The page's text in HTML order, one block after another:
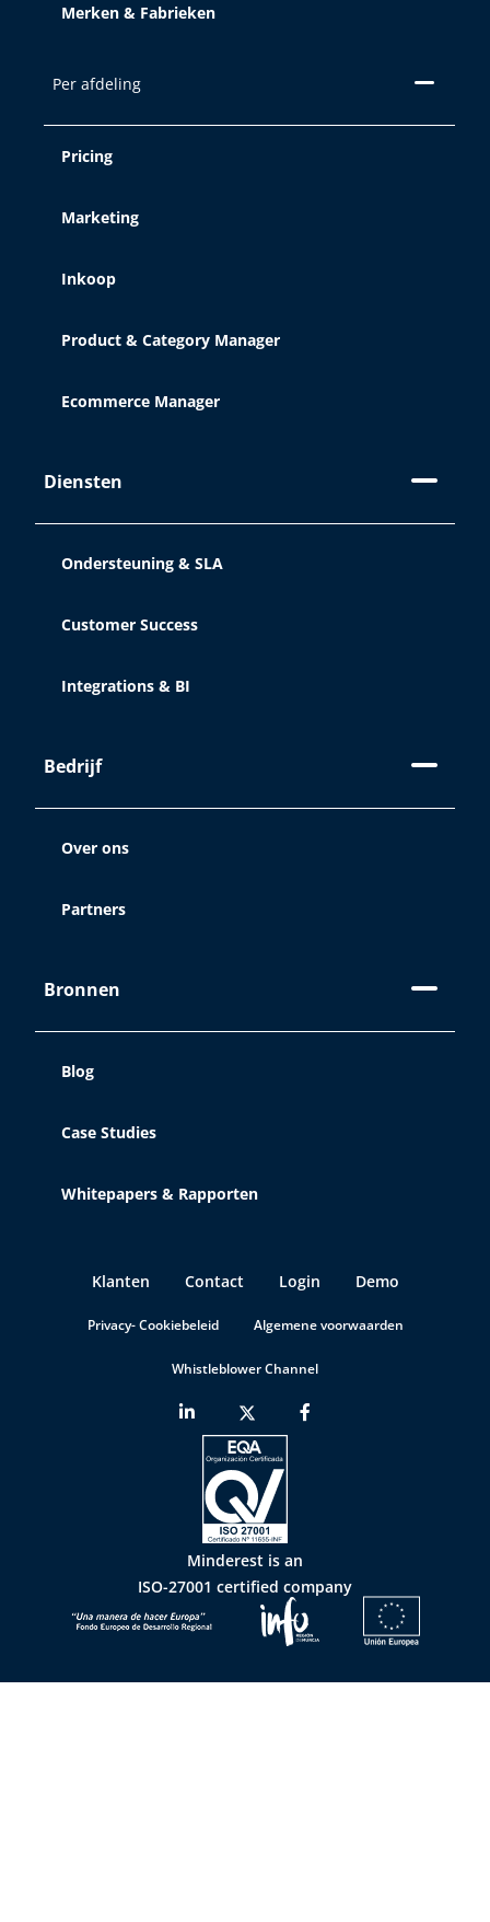
Merken & Fabrieken
Per afdeling
Pricing
Marketing
Inkoop
Product & Category Manager
Ecommerce Manager
Diensten
Ondersteuning & SLA
Customer Success
Integrations & BI
Bedrijf
Over ons
Partners
Bronnen
Blog
Case Studies
Whitepapers & Rapporten
Klanten Contact Login Demo
Privacy- Cookiebeleid Algemene voorwaarden
Whistleblower Channel
Minderest is an
ISO-27001 certified company